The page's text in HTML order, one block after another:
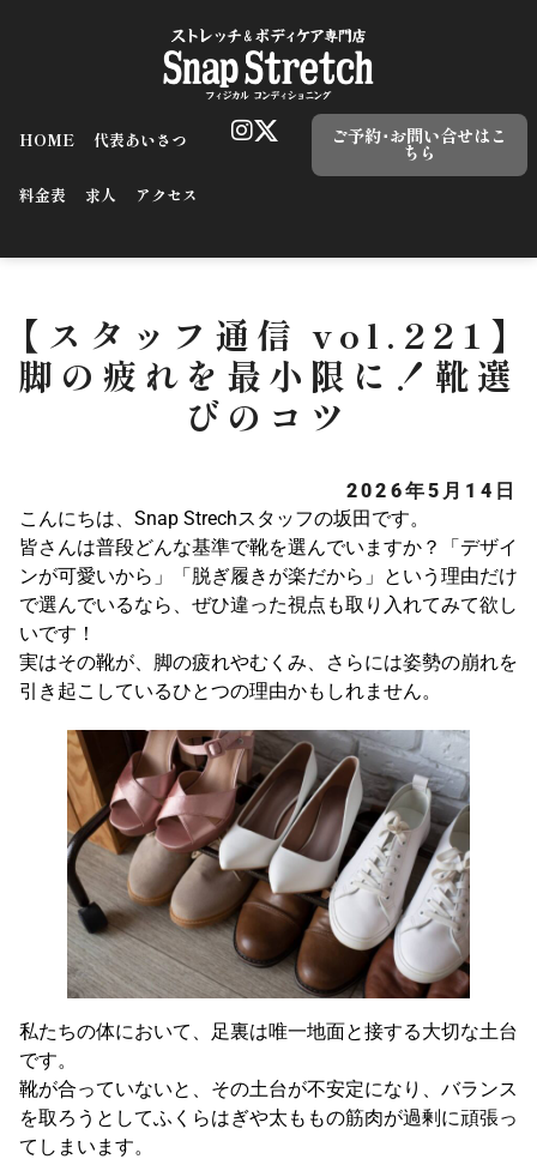
HOME 代表あいさつ
料金表 求人 アクセス
ご予約･お問い合せはこ
ちら
【スタッフ通信 vol.221】
脚の疲れを最小限に！靴選
びのコツ
2026年5月14日
こんにちは、Snap Strechスタッフの坂田です。
皆さんは普段どんな基準で靴を選んでいますか？「デザイ
ンが可愛いから」「脱ぎ履きが楽だから」という理由だけ
で選んでいるなら、ぜひ違った視点も取り入れてみて欲し
いです！
実はその靴が、脚の疲れやむくみ、さらには姿勢の崩れを
引き起こしているひとつの理由かもしれません。
私たちの体において、足裏は唯一地面と接する大切な土台
です。
靴が合っていないと、その土台が不安定になり、バランス
を取ろうとしてふくらはぎや太ももの筋肉が過剰に頑張っ
てしまいます。